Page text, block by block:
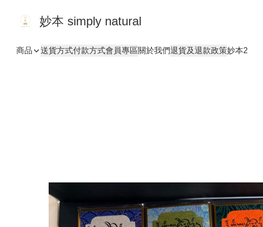
妙本 simply natural
商品 送貨方式付款方式會員專區關於我們退貨及退款政策妙本2